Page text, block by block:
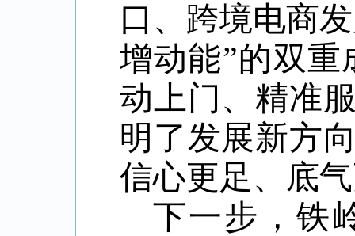
口、跨境电商
增动能”的双
动上门、精准
明了发展新方
信心更足、底
下一步，铁